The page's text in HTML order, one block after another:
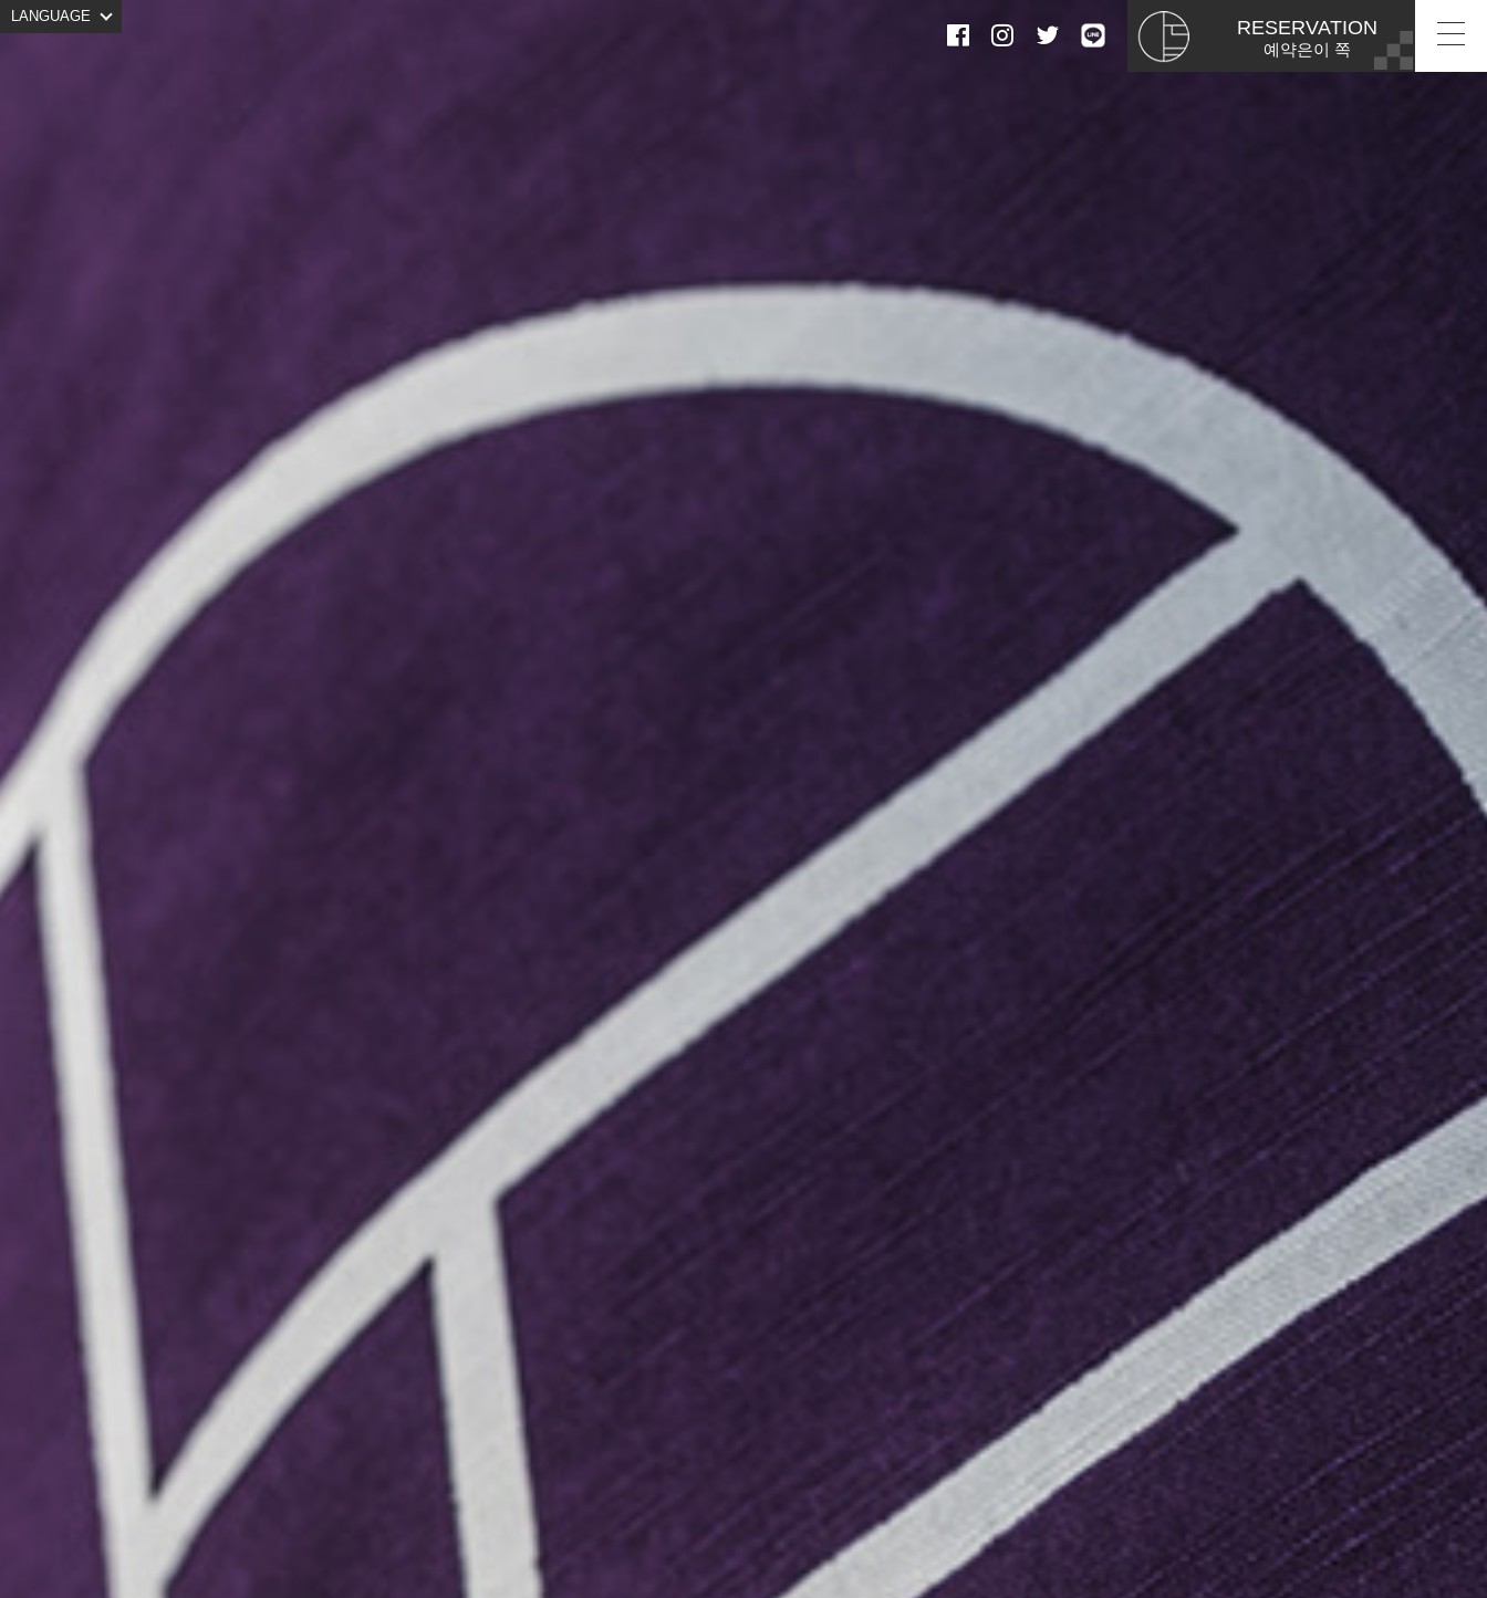
RESERVATION
예약은이 쪽
LANGUAGE